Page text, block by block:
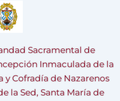
Sacramental de
Inmaculada de la
y Cofradía de Nazarenos
la Sed, Santa María de